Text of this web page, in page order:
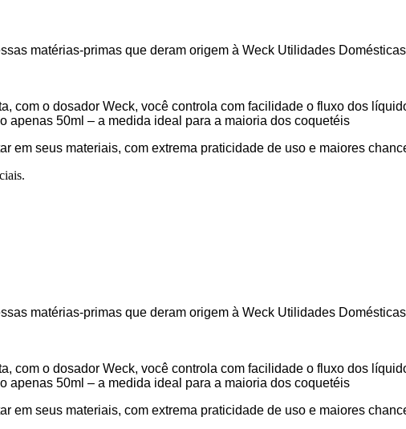
matérias-primas que deram origem à Weck Utilidades Domésticas
com o dosador Weck, você controla com facilidade o fluxo dos
apenas 50ml – a medida ideal para a maioria dos coquetéis
em seus materiais, com extrema praticidade de uso e maiores
matérias-primas que deram origem à Weck Utilidades Domésticas
com o dosador Weck, você controla com facilidade o fluxo dos
apenas 50ml – a medida ideal para a maioria dos coquetéis
em seus materiais, com extrema praticidade de uso e maiores